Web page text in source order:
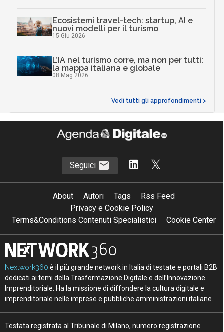
Ecosistemi travel-tech: startup, AI e
nuovi modelli per il turismo
15 Giu 2026
L’IA nel turismo corre, ma non per tutti:
la mappa italiana e globale
08 Mag 2026
Vedi tutti gli approfondimenti >
Seguici
About Autori Tags
Rss Feed
Privacy e Cookie Policy
Terms&Conditions Contenuti Specialistici
Cookie Center
Nextwork360 è il più grande network in Italia di testate e portali B2B
dedicati ai temi della Trasformazione Digitale e dell’Innovazione
Imprenditoriale. Ha la missione di diffondere la cultura digitale e
imprenditoriale nelle imprese e pubbliche amministrazioni italiane.
Testata registrata al Tribunale di Milano, numero registrazione